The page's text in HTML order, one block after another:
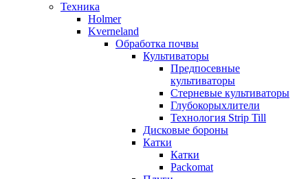
Техника
Holmer
Kverneland
Обработка почвы
Культиваторы
Предпосевные
культиваторы
Стерневые культиваторы
Глубокорыхлители
Технология Strip Till
Дисковые бороны
Катки
Катки
Packomat